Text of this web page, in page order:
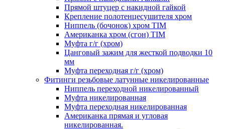
Прямой штуцер с накидной гайкой
Крепление полотенцесушителя хром
Ниппель (бочонок) хром TIM
Американка хром (сгон) TIM
Муфта г/г (хром)
Цанговый зажим для жесткой подводки 10
мм
Муфта переходная г/г (хром)
Фитинги резьбовые латунные никелированные
Ниппель переходной никелированный
Муфта никелированная
Муфта переходная никелированная
Американка прямая и угловая
никелированная.